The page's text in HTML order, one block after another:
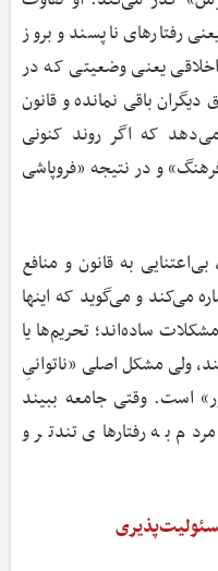
رفتارهای ناپسند و بروز
یعنی وضعیتی که در
باقی نمانده و قانون
که اگر روند کنونی
و در نتیجه «فروپاشی
به قانون و منافع
می‌کند و می‌گوید که اینها
ساده‌اند؛ تحریم‌ها یا
ولی مشکل اصلی «ناتوانیِ
است. وقتی جامعه ببیند
به رفتارهای تندتر و